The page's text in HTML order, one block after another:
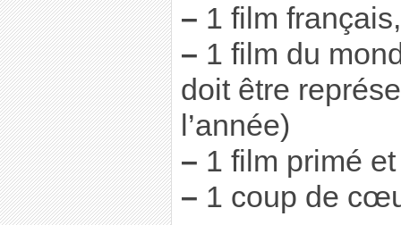
– 1 film français,
– 1 film du
doit être
l’année)
– 1 film primé
– 1 coup de